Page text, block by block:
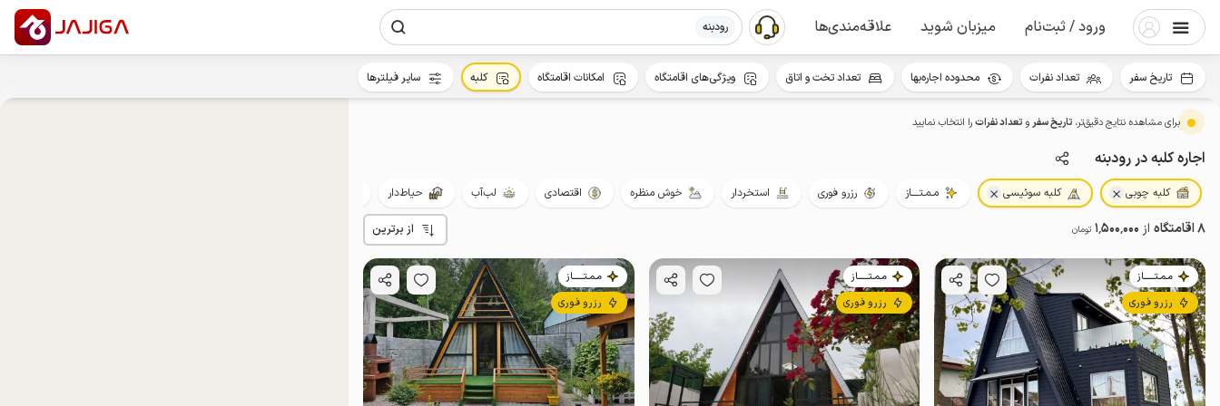
ورود / ثبت‌نام میزبان شوید علاقه‌مندی‌ها رودبنه
برای مشاهده نتایج دقیق‌تر، تاریخ سفرو تعداد نفراترا انتخاب نمایید
اجاره کلبه در رودبنه
کلبه چوبی کلبه سوئیسی مـمـتــــاز رزرو فوری استخردار خوش منظره اقتصادی لب‌آب حیاط‌دار
8 اقامتگاه از 1٬500٬000 تومان از برترین
مـمـتــــــاز
رزرو فوری
مـمـتــــــاز
رزرو فوری
مـمـتــــــاز
رزرو فوری
تاریخ سفر تعداد نفرات محدوده اجاره‌بها تعداد تخت و اتاق ویژگی‌های اقامتگاه امکانات اقامتگاه کلبه سایر فیلترها